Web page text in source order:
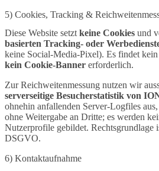
5) Cookies, Tracking &
Diese Website setzt keine Cookies und
basierten Tracking- oder
keine Social-Media-Pixel). Es findet
kein Cookie-Banner erforderlich.
Zur Reichweitenmessung nutzen wir
serverseitige Besucherstatistik von
ohnehin anfallenden Server-Logfiles
ohne Weitergabe an Dritte; es werden
Nutzerprofile gebildet. Rechtsgrundlage
DSGVO.
6) Kontaktaufnahme